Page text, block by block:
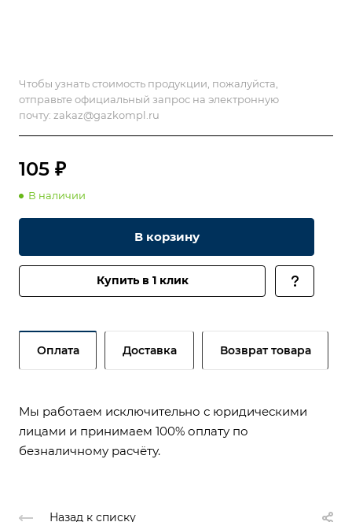
Чтобы узнать стоимость продукции, пожалуйста,
отправьте официальный запрос на электронную
почту: zakaz@gazkompl.ru
105 ₽
В наличии
В корзину
Купить в 1 клик
Оплата Доставка Возврат товара
Мы работаем исключительно с юридическими
лицами и принимаем 100% оплату по
безналичному расчёту.
Назад к списку